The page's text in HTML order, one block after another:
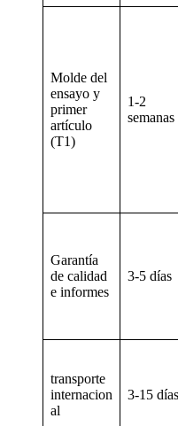
Molde del
ensayo y
primer
artículo
(T1)
1-2
semanas
Garantía
de calidad
e informes
3-5 días
transporte
internacion
al
3-15 días